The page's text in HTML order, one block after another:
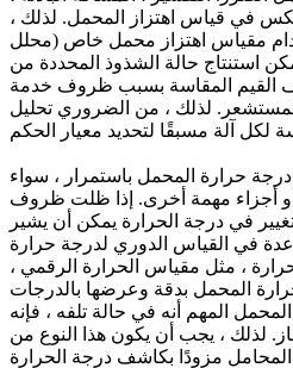
في قياس اهتزاز المحمل. لذلك ،
مقياس اهتزاز محمل خاص (محلل
استنتاج حالة الشذوذ المحددة من
القيم المقاسة بسبب ظروف خدمة
لذلك ، من الضروري تحليل
حرارة المحمل باستمرار ، سواء
أجزاء مهمة أخرى. إذا ظلت ظروف
في درجة الحرارة يمكن أن يشير
في القياس الدوري لدرجة حرارة
، مثل مقياس الحرارة الرقمي ،
المحمل بدقة وعرضها بالدرجات
المحمل المهم أنه في حالة تلفه ، فإنه
لذلك ، يجب أن يكون هذا النوع من